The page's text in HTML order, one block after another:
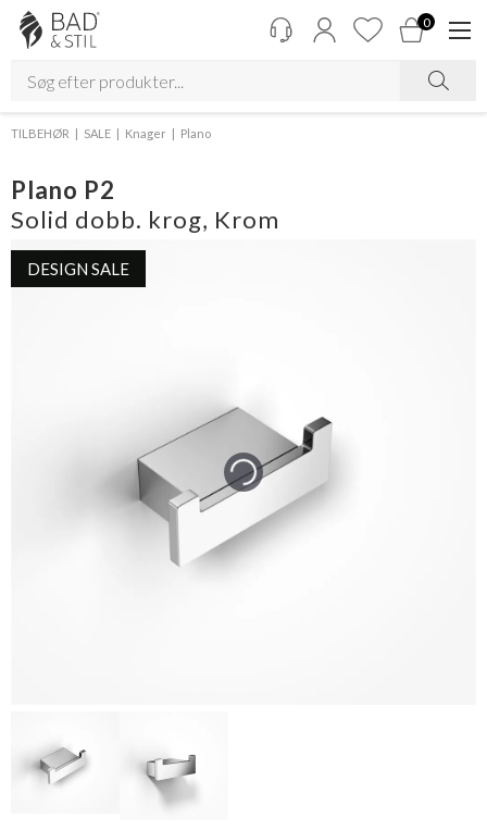
0
TILBEHØR SALE Knager Plano
Plano P2
Solid dobb. krog, Krom
DESIGN SALE